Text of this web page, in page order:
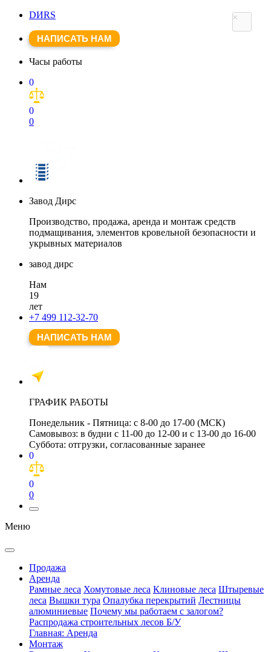
DИRS
НАПИСАТЬ НАМ
Часы работы
0
0
0
Завод Дирс
Производство, продажа, аренда и монтаж средств
подмащивания, элементов кровельной безопасности и
укрывных материалов
завод дирс
Нам
19
лет
+7 499 112-32-70
НАПИСАТЬ НАМ
ГРАФИК РАБОТЫ
Понедельник - Пятница: с 8-00 до 17-00 (МСК)
Самовывоз: в будни с 11-00 до 12-00 и с 13-00 до 16-00
Суббота: отгрузки, согласованные заранее
0
0
0
Меню
Продажа
Аренда
Рамные леса Хомутовые леса Клиновые леса Штыревые
леса Вышки тура Опалубка перекрытий Лестницы
алюминиевые Почему мы работаем с залогом?
Распродажа строительных лесов Б/У
Главная: Аренда
Монтаж
×